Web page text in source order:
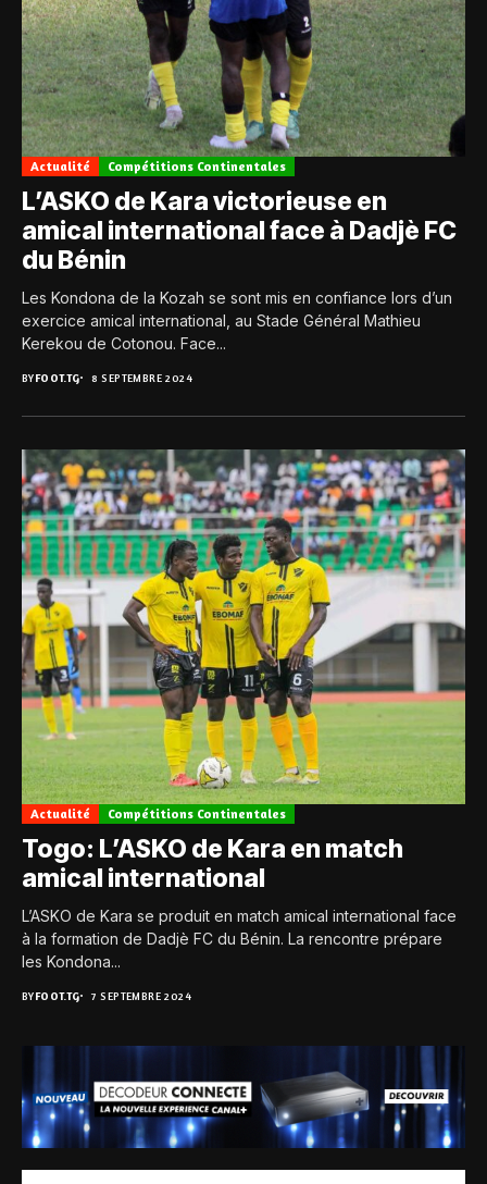
Actualité Compétitions Continentales
L’ASKO de Kara victorieuse en
amical international face à Dadjè FC
du Bénin
Les Kondona de la Kozah se sont mis en confiance lors d’un
exercice amical international, au Stade Général Mathieu
Kerekou de Cotonou. Face...
BYFOOT.TG 8 SEPTEMBRE 2024
Actualité Compétitions Continentales
Togo: L’ASKO de Kara en match
amical international
L’ASKO de Kara se produit en match amical international face
à la formation de Dadjè FC du Bénin. La rencontre prépare
les Kondona...
BYFOOT.TG 7 SEPTEMBRE 2024